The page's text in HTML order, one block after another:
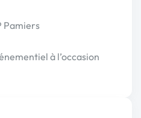
Pamiers
à l’occasion